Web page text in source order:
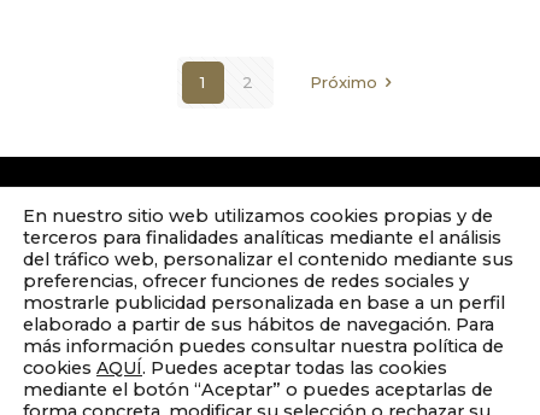
1 2 Próximo
En nuestro sitio web utilizamos cookies propias y de
terceros para finalidades analíticas mediante el análisis
del tráfico web, personalizar el contenido mediante sus
preferencias, ofrecer funciones de redes sociales y
mostrarle publicidad personalizada en base a un perfil
elaborado a partir de sus hábitos de navegación. Para
más información puedes consultar nuestra política de
cookies AQUÍ. Puedes aceptar todas las cookies
mediante el botón “Aceptar” o puedes aceptarlas de